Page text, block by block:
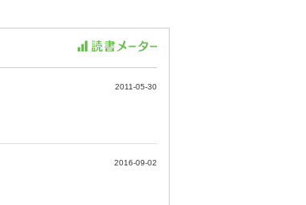
2011-05-30
2016-09-02